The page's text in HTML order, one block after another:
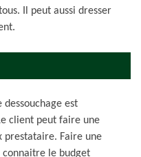
Il peut aussi dresser
dessouchage est
client peut faire une
prestataire. Faire une
connaitre le budget